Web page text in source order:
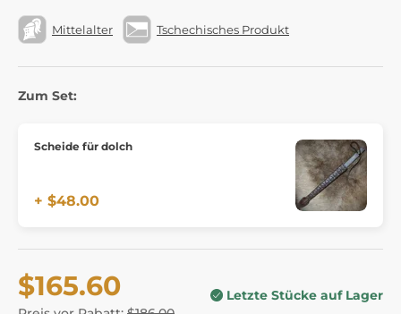
Mittelalter Tschechisches Produkt
Zum Set:
Scheide für dolch
+ $48.00
$165.60 Letzte Stücke auf Lager